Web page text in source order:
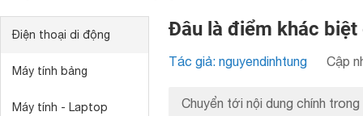
Điện thoại di động
Máy tính bảng
Máy tính - Laptop
Đâu là điểm khác biệt
Tác giả: nguyendinhtung Cập
Chuyển tới nội dung chính trong